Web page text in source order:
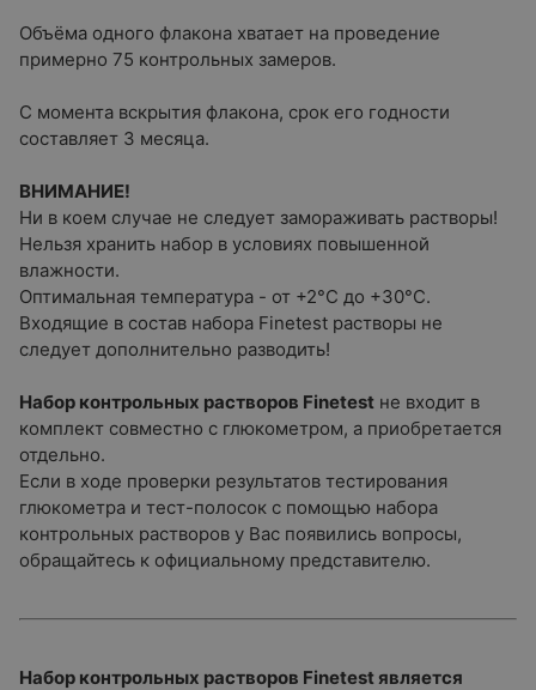
Объёма одного флакона хватает на проведение
примерно 75 контрольных замеров.
С момента вскрытия флакона, срок его годности
составляет 3 месяца.
ВНИМАНИЕ!
Ни в коем случае не следует замораживать растворы!
Нельзя хранить набор в условиях повышенной
влажности.
Оптимальная температура - от +2°С до +30°С.
Входящие в состав набора Finetest растворы не
следует дополнительно разводить!
Набор контрольных растворов Finetest не входит в
комплект совместно с глюкометром, а приобретается
отдельно.
Если в ходе проверки результатов тестирования
глюкометра и тест-полосок с помощью набора
контрольных растворов у Вас появились вопросы,
обращайтесь к официальному представителю.
Набор контрольных растворов Finetest является